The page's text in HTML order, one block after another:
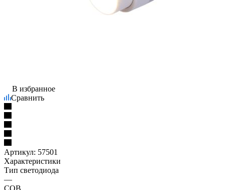
В избранное
Сравнить
Артикул: 57501
Характеристики
Тип светодиода
—
COB